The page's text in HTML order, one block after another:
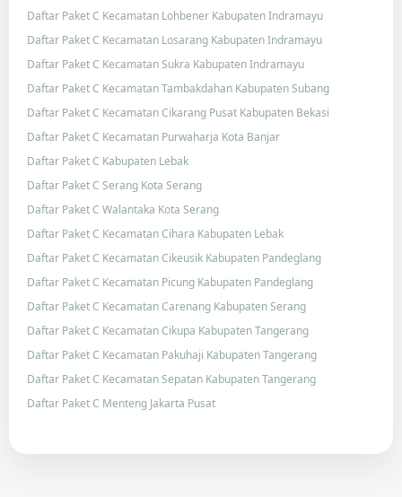
Daftar Paket C Kecamatan Lohbener Kabupaten Indramayu
Daftar Paket C Kecamatan Losarang Kabupaten Indramayu
Daftar Paket C Kecamatan Sukra Kabupaten Indramayu
Daftar Paket C Kecamatan Tambakdahan Kabupaten Subang
Daftar Paket C Kecamatan Cikarang Pusat Kabupaten Bekasi
Daftar Paket C Kecamatan Purwaharja Kota Banjar
Daftar Paket C Kabupaten Lebak
Daftar Paket C Serang Kota Serang
Daftar Paket C Walantaka Kota Serang
Daftar Paket C Kecamatan Cihara Kabupaten Lebak
Daftar Paket C Kecamatan Cikeusik Kabupaten Pandeglang
Daftar Paket C Kecamatan Picung Kabupaten Pandeglang
Daftar Paket C Kecamatan Carenang Kabupaten Serang
Daftar Paket C Kecamatan Cikupa Kabupaten Tangerang
Daftar Paket C Kecamatan Pakuhaji Kabupaten Tangerang
Daftar Paket C Kecamatan Sepatan Kabupaten Tangerang
Daftar Paket C Menteng Jakarta Pusat